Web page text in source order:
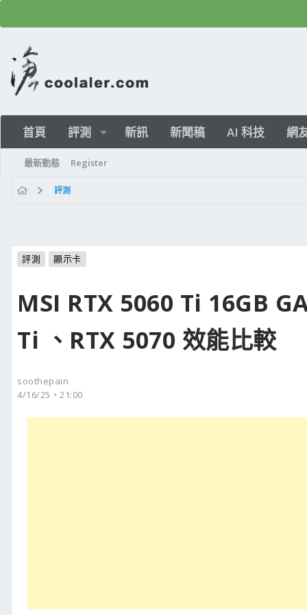
首頁 評測 新訊 新聞稿 AI 科技 網
最新動態 Register
評測
評測 顯示卡
MSI RTX 5060 Ti 16GB
Ti 、RTX 5070 效能比較
soothepain
4/16/25，21:00